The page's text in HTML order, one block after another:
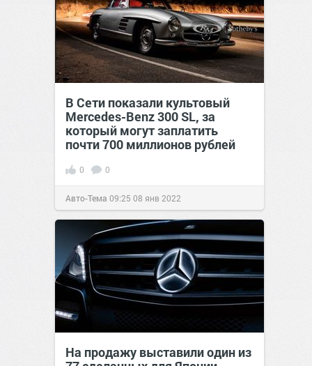
В Сети показали культовый
Mercedes-Benz 300 SL, за
который могут заплатить
почти 700 миллионов рублей
0 0
Авто-Тема 09:25 08 янв 2022
На продажу выставили один из